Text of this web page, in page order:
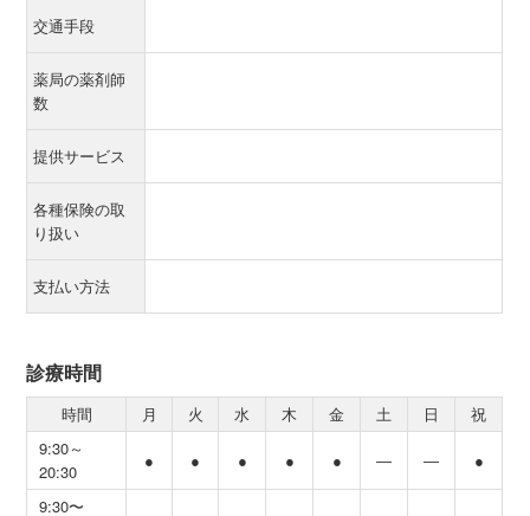
交通手段
薬局の薬剤師
数
提供サービス
各種保険の取
り扱い
支払い方法
診療時間
時間 月 火 水 木 金 土 日
祝
9:30～
20:30
● ● ● ● ● ― ― ●
9:30〜